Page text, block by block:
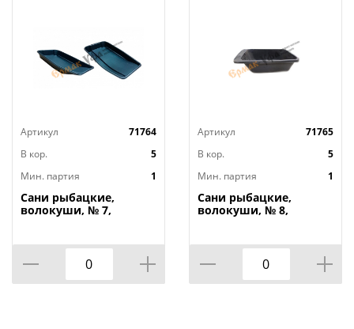
Артикул
71764
В кор.
5
Мин. партия
1
Сани рыбацкие,
волокуши, № 7,
Артикул
71765
В кор.
5
Мин. партия
1
Сани рыбацкие,
волокуши, № 8,